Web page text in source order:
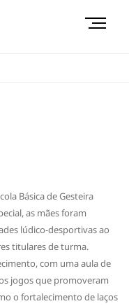
M
Básica de Gesteira
as mães foram
lúdico-desportivas ao
titulares de turma.
com uma aula de
jogos que promoveram
o fortalecimento de laços